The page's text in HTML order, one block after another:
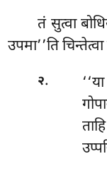
तं सुत्वा
उपमा’’ति
२.